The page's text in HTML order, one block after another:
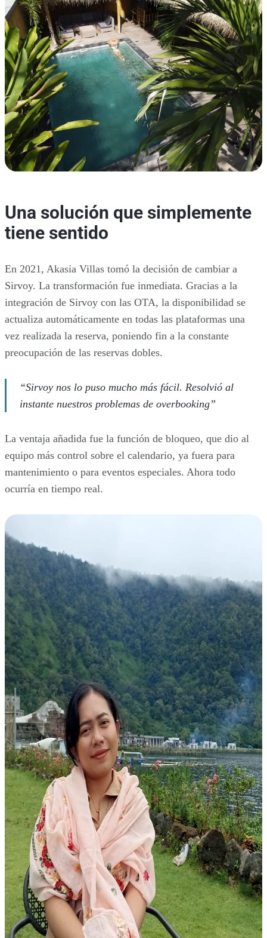
Una solución que simplemente
tiene sentido
En 2021, Akasia Villas tomó la decisión de cambiar a
Sirvoy. La transformación fue inmediata. Gracias a la
integración de Sirvoy con las OTA, la disponibilidad se
actualiza automáticamente en todas las plataformas una
vez realizada la reserva, poniendo fin a la constante
preocupación de las reservas dobles.
“Sirvoy nos lo puso mucho más fácil. Resolvió al
instante nuestros problemas de overbooking”
La ventaja añadida fue la función de bloqueo, que dio al
equipo más control sobre el calendario, ya fuera para
mantenimiento o para eventos especiales. Ahora todo
ocurría en tiempo real.